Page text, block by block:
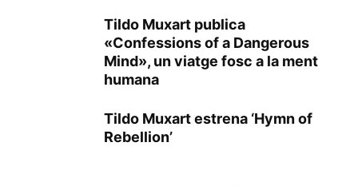
Tildo Muxart publica
«Confessions of a Dangerous
Mind», un viatge fosc a la ment
humana
Tildo Muxart estrena ‘Hymn of
Rebellion’